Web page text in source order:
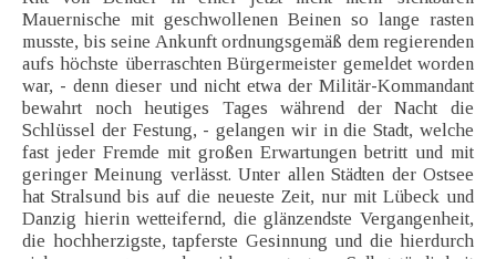
Mauernische mit geschwollenen Beinen so lange rasten
musste, bis seine Ankunft ordnungsgemäß dem regierenden
aufs höchste überraschten Bürgermeister gemeldet worden
war, - denn dieser und nicht etwa der Militär-Kommandant
bewahrt noch heutiges Tages während der Nacht die
Schlüssel der Festung, - gelangen wir in die Stadt, welche
fast jeder Fremde mit großen Erwartungen betritt und mit
geringer Meinung verlässt. Unter allen Städten der Ostsee
hat Stralsund bis auf die neueste Zeit, nur mit Lübeck und
Danzig hierin wetteifernd, die glänzendste Vergangenheit,
die hochherzigste, tapferste Gesinnung und die hierdurch